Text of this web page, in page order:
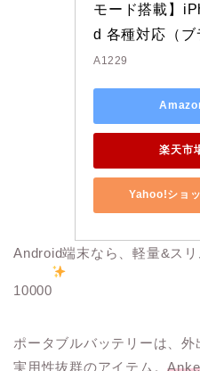
モード搭載】
d 各種対応（ブ
A1229
楽天市
Yahoo!ショ
Android端末なら、軽量&ス
10000
ポータブルバッテリーは、
実用性抜群のアイテム。